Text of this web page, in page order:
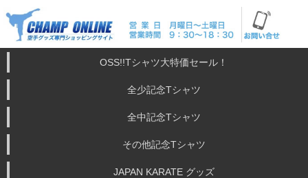
OSS!!Tシャツ大特価セール！
全少記念Tシャツ
全中記念Tシャツ
その他記念Tシャツ
JAPAN KARATE グッズ